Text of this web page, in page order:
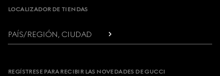
LOCALIZADOR DE TIENDAS
PAÍS/REGIÓN, CIUDAD
REGÍSTRESE PARA RECIBIR LAS NOVEDADES DE GUCCI